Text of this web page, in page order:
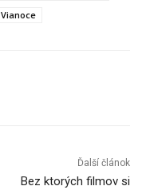
Vianoce
Ďalší článok
Bez ktorých filmov si